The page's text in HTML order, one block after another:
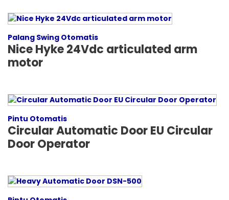
Palang Swing Otomatis
Nice Hyke 24Vdc articulated arm
motor
Pintu Otomatis
Circular Automatic Door EU Circular
Door Operator